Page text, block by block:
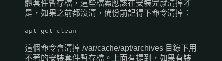
體套件暫存檔，這些檔案應該在安裝完就清掉才
是，如果之前都沒清，備份前記得下命令清掉：
apt-get clean
這個命令會清掉 /var/cache/apt/archives 目錄下用
不著的安裝套件暫存檔。上面有提到，如果有裝